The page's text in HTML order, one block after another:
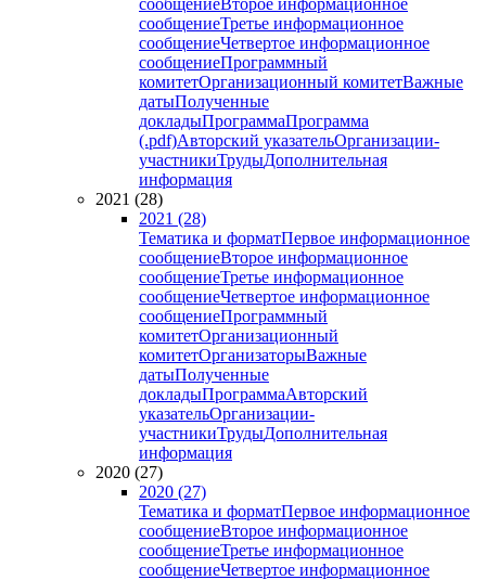
сообщениеВторое информационное
сообщениеТретье информационное
сообщениеЧетвертое информационное
сообщениеПрограммный
комитетОрганизационный комитетВажные
датыПолученные
докладыПрограммаПрограмма
(.pdf)Авторский указательОрганизации-
участникиТрудыДополнительная
информация
2021 (28)
2021 (28)
Тематика и форматПервое информационное
сообщениеВторое информационное
сообщениеТретье информационное
сообщениеЧетвертое информационное
сообщениеПрограммный
комитетОрганизационный
комитетОрганизаторыВажные
датыПолученные
докладыПрограммаАвторский
указательОрганизации-
участникиТрудыДополнительная
информация
2020 (27)
2020 (27)
Тематика и форматПервое информационное
сообщениеВторое информационное
сообщениеТретье информационное
сообщениеЧетвертое информационное